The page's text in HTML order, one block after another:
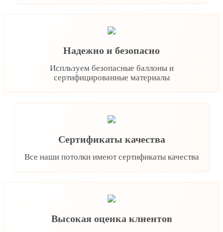
Надежно и безопасно
Испльзуем безопасные баллоны и
сертифицированные материалы
Сертификаты качества
Все наши потолки имеют сертификаты качества
Высокая оценка клиентов